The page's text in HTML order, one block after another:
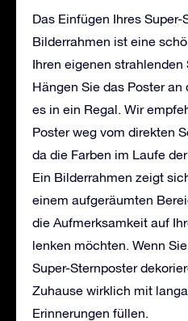
Das Einfügen Ihres
Bilderrahmen ist eine
Ihren eigenen strahlenden
Hängen Sie das Poster
es in ein Regal. Wir
Poster weg vom direkten
da die Farben im Laufe
Ein Bilderrahmen zeigt
einem aufgeräumten
die Aufmerksamkeit auf
lenken möchten. Wenn
Super-Sternposter
Zuhause wirklich mit
Erinnerungen füllen.